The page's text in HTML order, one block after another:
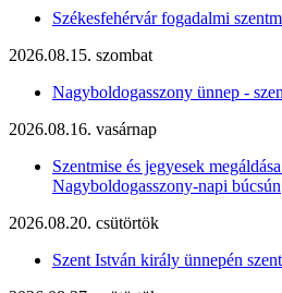
Székesfehérvár fogadalmi
2026.08.15. szombat
Nagyboldogasszony ünnep -
2026.08.16. vasárnap
Szentmise és jegyesek
Nagyboldogasszony-napi búcsún
2026.08.20. csütörtök
Szent István király ünnepén